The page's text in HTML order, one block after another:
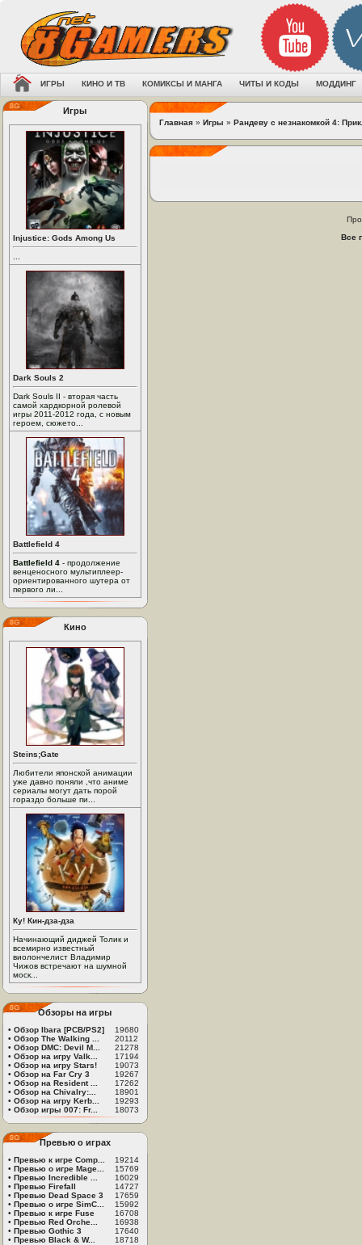
ИГРЫ КИНО И ТВ КОМИКСЫ И МАНГА ЧИТЫ И КОДЫ МОДДИНГ
Игры
Injustice: Gods Among Us
Dark Souls 2
Dark Souls II - вторая часть
самой хардкорной ролевой
игры 2011-2012 года, с новым
героем, сюжето...
Battlefield 4
Battlefield 4 - продолжение
венценосного мультиплеер-
ориентированного шутера от
первого ли...
Кино
Steins;Gate
Любители японской анимации
уже давно поняли ,что аниме
сериалы могут дать порой
гораздо больше пи...
Ку! Кин-дза-дза
Начинающий диджей Толик и
всемирно известный
виолончелист Владимир
Чижов встречают на шумной
моск...
Обзоры на игры
• Обзор Ibara [PCB/PS2]
19680
• Обзор The Walking ...
20112
• Обзор DMC: Devil M...
21278
• Обзор на игру Valk...
17194
• Обзор на игру Stars!
19073
• Обзор на Far Cry 3
19267
• Обзор на Resident ...
17262
• Обзор на Chivalry:...
18901
• Обзор на игру Kerb...
19293
• Обзор игры 007: Fr... 18073
Превью о играх
• Превью к игре Comp...
19214
• Превью о игре Mage...
15769
• Превью Incredible ...
16029
• Превью Firefall
14727
• Превью Dead Space 3
17659
• Превью о игре SimC...
15992
• Превью к игре Fuse
16708
• Превью Red Orche...
16938
• Превью Gothic 3
17640
• Превью Black & W... 18718
Главная » Игры » Рандеву с незнакомкой 4:
Все